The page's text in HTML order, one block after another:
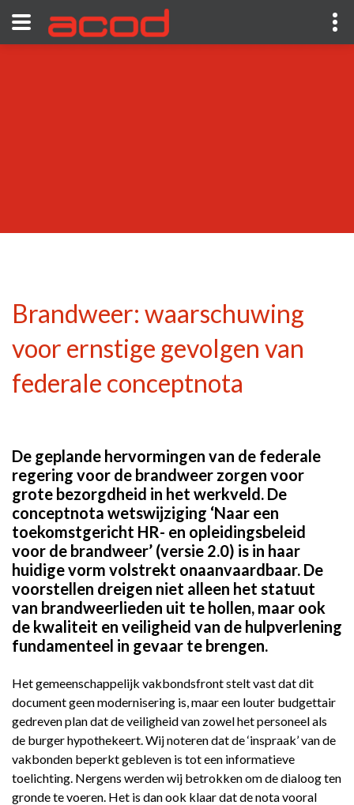
Brandweer: waarschuwing
voor ernstige gevolgen van
federale conceptnota
De geplande hervormingen van de federale
regering voor de brandweer zorgen voor
grote bezorgdheid in het werkveld. De
conceptnota wetswijziging ‘Naar een
toekomstgericht HR- en opleidingsbeleid
voor de brandweer’ (versie 2.0) is in haar
huidige vorm volstrekt onaanvaardbaar. De
voorstellen dreigen niet alleen het statuut
van brandweerlieden uit te hollen, maar ook
de kwaliteit en veiligheid van de hulpverlening
fundamenteel in gevaar te brengen.
Het gemeenschappelijk vakbondsfront stelt vast dat dit
document geen modernisering is, maar een louter budgettair
gedreven plan dat de veiligheid van zowel het personeel als
de burger hypothekeert. Wij noteren dat de ‘inspraak’ van de
vakbonden beperkt gebleven is tot een informatieve
toelichting. Nergens werden wij betrokken om de dialoog ten
gronde te voeren. Het is dan ook klaar dat de nota vooral